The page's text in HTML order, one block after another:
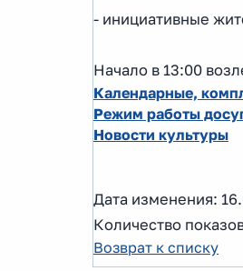
- инициативные
Начало в 13:00
Календарные,
Режим работы
Новости культуры
Дата изменения:
Количество
Возврат к списку